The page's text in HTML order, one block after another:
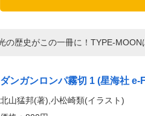
の歴史がこの一冊に！TYPE-
ダンガンロンパ霧切 1 (星海社 e-
北山猛邦(著),小松崎類(イラスト)